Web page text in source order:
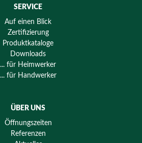
SERVICE
Auf einen Blick
Zertifizierung
Produktkataloge
Downloads
... für Heimwerker
... für Handwerker
ÜBER UNS
Öffnungszeiten
Referenzen